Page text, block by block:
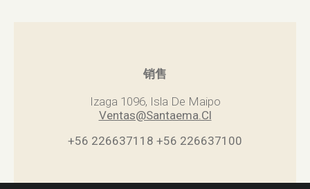
销售
Izaga 1096, Isla De Maipo
Ventas@Santaema.Cl
+56 226637118 +56 226637100